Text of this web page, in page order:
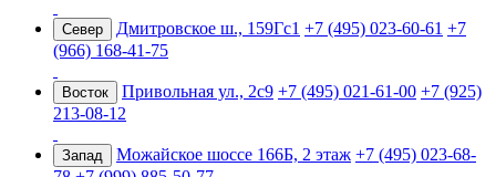
Север Дмитровское ш., 159Гс1 +7 (495) 023-60-61 +7
(966) 168-41-75
Восток Привольная ул., 2с9 +7 (495) 021-61-00 +7 (925)
213-08-12
Запад Можайское шоссе 166Б, 2 этаж +7 (495) 023-68-